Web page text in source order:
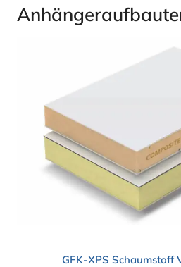
GFK-XPS Schaumstoff